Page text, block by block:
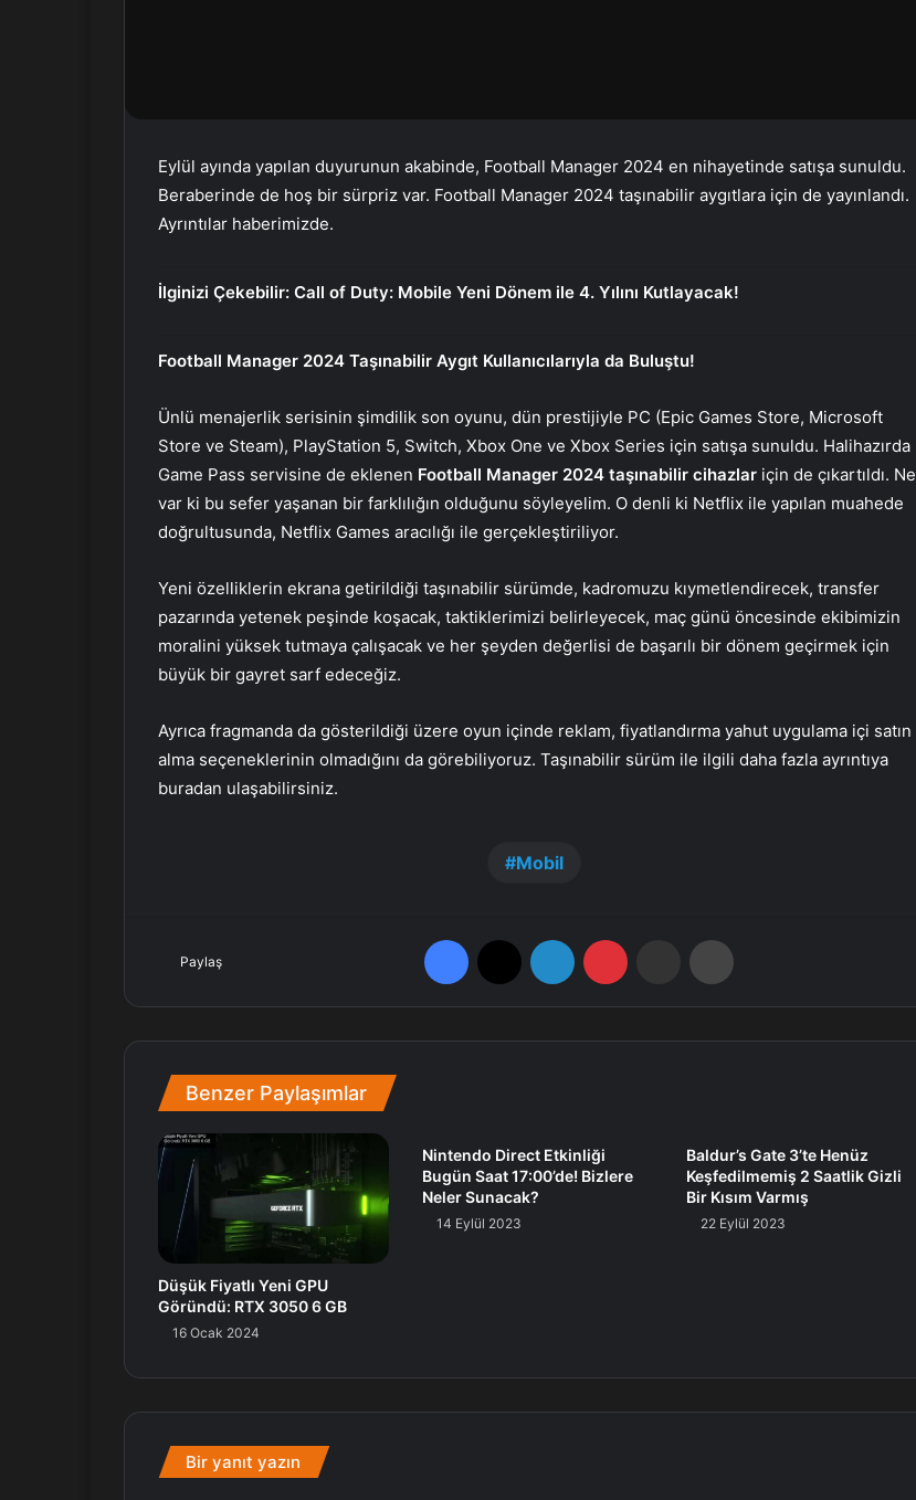
Eylül ayında yapılan duyurunun akabinde, Football Manager 2024 en nihayetinde satışa sunuldu.
Beraberinde de hoş bir sürpriz var. Football Manager 2024 taşınabilir aygıtlara için de yayınlandı.
Ayrıntılar haberimizde.
İlginizi Çekebilir: Call of Duty: Mobile Yeni Dönem ile 4. Yılını Kutlayacak!
Football Manager 2024 Taşınabilir Aygıt Kullanıcılarıyla da Buluştu!
Ünlü menajerlik serisinin şimdilik son oyunu, dün prestijiyle PC (Epic Games Store, Microsoft
Store ve Steam), PlayStation 5, Switch, Xbox One ve Xbox Series için satışa sunuldu. Halihazırda
Game Pass servisine de eklenen Football Manager 2024 taşınabilir cihazlar için de çıkartıldı. Ne
var ki bu sefer yaşanan bir farklılığın olduğunu söyleyelim. O denli ki Netflix ile yapılan muahede
doğrultusunda, Netflix Games aracılığı ile gerçekleştiriliyor.
Yeni özelliklerin ekrana getirildiği taşınabilir sürümde, kadromuzu kıymetlendirecek, transfer
pazarında yetenek peşinde koşacak, taktiklerimizi belirleyecek, maç günü öncesinde ekibimizin
moralini yüksek tutmaya çalışacak ve her şeyden değerlisi de başarılı bir dönem geçirmek için
büyük bir gayret sarf edeceğiz.
Ayrıca fragmanda da gösterildiği üzere oyun içinde reklam, fiyatlandırma yahut uygulama içi satın
alma seçeneklerinin olmadığını da görebiliyoruz. Taşınabilir sürüm ile ilgili daha fazla ayrıntıya
buradan ulaşabilirsiniz.
Mobil
Paylaş
Benzer Paylaşımlar
Düşük Fiyatlı Yeni GPU
Göründü: RTX 3050 6 GB
16 Ocak 2024
Nintendo Direct Etkinliği
Bugün Saat 17:00’de! Bizlere
Neler Sunacak?
14 Eylül 2023
Baldur’s Gate 3’te Henüz
Keşfedilmemiş 2 Saatlik Gizli
Bir Kısım Varmış
22 Eylül 2023
Bir yanıt yazın